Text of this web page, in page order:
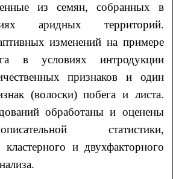
из семян, собранных в
аридных территорий.
изменений на примере
в условиях интродукции
признаков и один
(волоски) побега и листа.
обработаны и оценены
статистики,
кластерного и двухфакторного